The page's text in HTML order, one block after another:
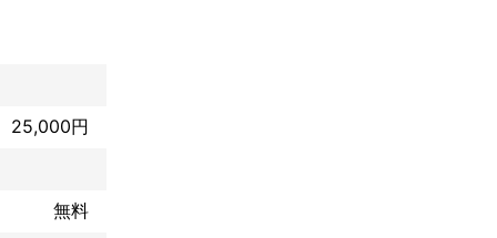
お任せくだ
と思いま
いただいた
25,000円
無料